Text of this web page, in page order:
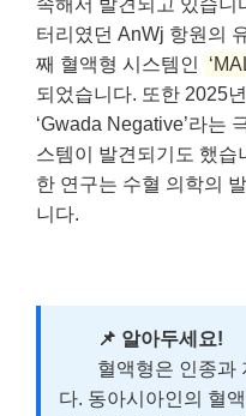
터리였던 AnWj 항원의
째 혈액형 시스템인
되었습니다. 또한 2025
‘Gwada Negative’라는
스템이 발견되기도 했습
한 연구는 수혈 의학의
니다.
📌 알아두세요!
혈액형은 인종과
다. 동아시아인의 혈